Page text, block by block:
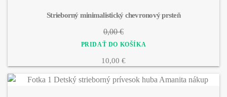
Strieborný minimalistický chevronový prsteň
0,00 €
10,00 €